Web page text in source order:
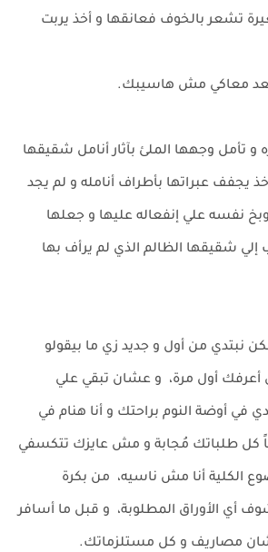
تشعر بالخوف فعانقها و أخذ يربت
معاكي مش هاسيبك.
تأمل وجهها الملئ بآثار أنامل شقيقها
يجفف عبراتها بأطراف أنامله و لم يجد
نفسه علي إنفعاله عليها و جعلها
إلي شقيقها الظالم الذي لم يرأف بها
نبتدي من أول و جديد زي ما بيقولو
أعرفك أول مرة، و عشان تبقي علي
في أوضة النوم براحتك و أنا هنام في
كل طلباتك مُجابة و مش عايزك تتكسفي
الكلية أنا مش ناسيه، من بكرة
أي الأوراق المطلوبة، و قبل ما أسافر
مصاريف و كل مستلزماتك.